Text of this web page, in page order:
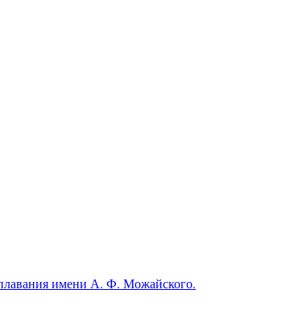
имени А. Ф. Можайского.